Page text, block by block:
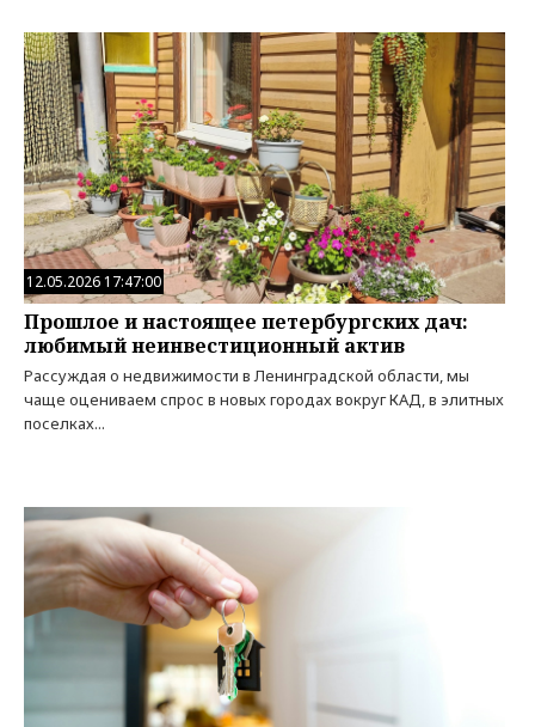
12.05.2026 17:47:00
Прошлое и настоящее петербургских дач:
любимый неинвестиционный актив
Рассуждая о недвижимости в Ленинградской области, мы
чаще оцениваем спрос в новых городах вокруг КАД, в элитных
поселках...